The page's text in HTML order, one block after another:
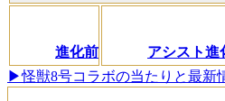
進化前
アシスト進
▶怪獣8号コラボの当たりと最新